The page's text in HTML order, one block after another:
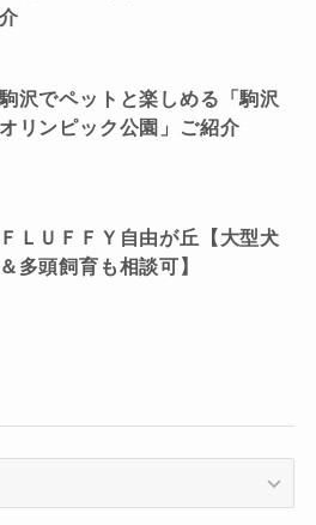
介
駒沢でペットと楽しめる「駒沢
オリンピック公園」ご紹介
ＦＬＵＦＦＹ自由が丘【大型犬
＆多頭飼育も相談可】